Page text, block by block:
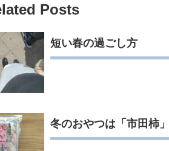
Posts
短い春の過ごし方
冬のおやつは「市田柿」